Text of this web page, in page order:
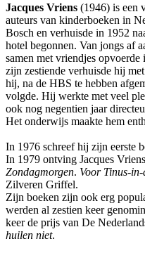
Jacques Vriens (1946) is een
auteurs van kinderboeken in
Bosch en verhuisde in 1952
hotel begonnen. Van jongs af
samen met vriendjes
zijn zestiende verhuisde hij
hij, na de HBS te hebben
volgde. Hij werkte met veel
ook nog negentien jaar
Het onderwijs maakte hem
In 1976 schreef hij zijn eerste
In 1979 ontving Jacques
Zondagmorgen. Voor Tinus-
Zilveren Griffel.
Zijn boeken zijn ook erg
werden al zestien keer
keer de prijs van De
huilen niet.